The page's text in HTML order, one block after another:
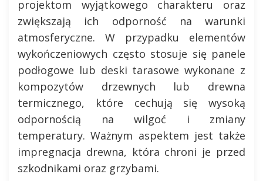
projektom wyjątkowego charakteru oraz
zwiększają ich odporność na warunki
atmosferyczne. W przypadku elementów
wykończeniowych często stosuje się panele
podłogowe lub deski tarasowe wykonane z
kompozytów drzewnych lub drewna
termicznego, które cechują się wysoką
odpornością na wilgoć i zmiany
temperatury. Ważnym aspektem jest także
impregnacja drewna, która chroni je przed
szkodnikami oraz grzybami.